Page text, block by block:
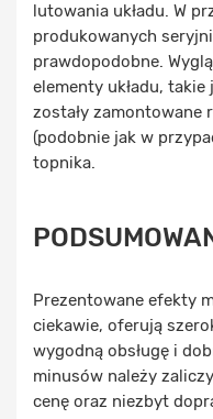
lutowania układu. W
produkowanych
prawdopodobne.
elementy układu,
zostały zamontowane
(podobnie jak w
topnika.
Prezentowane efekty
ciekawie, oferują
wygodną obsługę i
minusów należy
cenę oraz niezbyt